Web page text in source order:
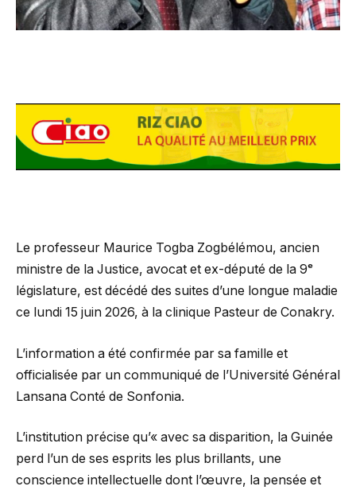
Le professeur Maurice Togba Zogbélémou, ancien
ministre de la Justice, avocat et ex-député de la 9ᵉ
législature, est décédé des suites d’une longue maladie
ce lundi 15 juin 2026, à la clinique Pasteur de Conakry.
L’information a été confirmée par sa famille et
officialisée par un communiqué de l’Université Général
Lansana Conté de Sonfonia.
L’institution précise qu’« avec sa disparition, la Guinée
perd l’un de ses esprits les plus brillants, une
conscience intellectuelle dont l’œuvre, la pensée et